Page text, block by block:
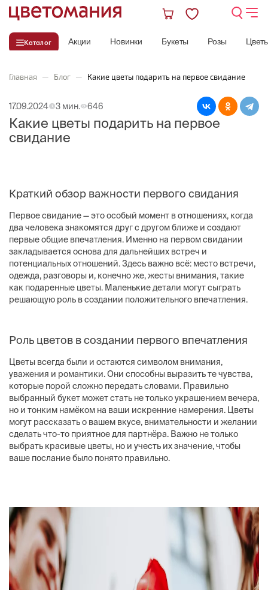
Каталог Акции Новинки Букеты Розы
Главная — Блог — Какие цветы подарить на первое свидание
17.09.2024 3 мин. 646
Какие цветы подарить на первое
свидание
Краткий обзор важности первого свидания
Первое свидание — это особый момент в отношениях, когда
два человека знакомятся друг с другом ближе и создают
первые общие впечатления. Именно на первом свидании
закладывается основа для дальнейших встреч и
потенциальных отношений. Здесь важно всё: место встречи,
одежда, разговоры и, конечно же, жесты внимания, такие
как подаренные цветы. Маленькие детали могут сыграть
решающую роль в создании положительного впечатления.
Роль цветов в создании первого впечатления
Цветы всегда были и остаются символом внимания,
уважения и романтики. Они способны выразить те чувства,
которые порой сложно передать словами. Правильно
выбранный букет может стать не только украшением вечера,
но и тонким намёком на ваши искренние намерения. Цветы
могут рассказать о вашем вкусе, внимательности и желании
сделать что-то приятное для партнёра. Важно не только
выбрать красивые цветы, но и учесть их значение, чтобы
ваше послание было понято правильно.